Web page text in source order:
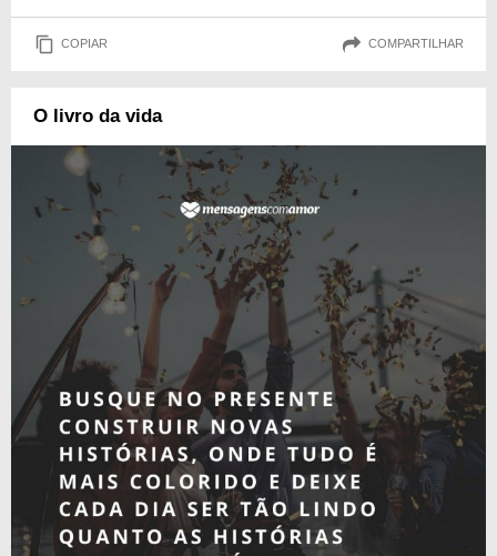
COPIAR COMPARTILHAR
O livro da vida